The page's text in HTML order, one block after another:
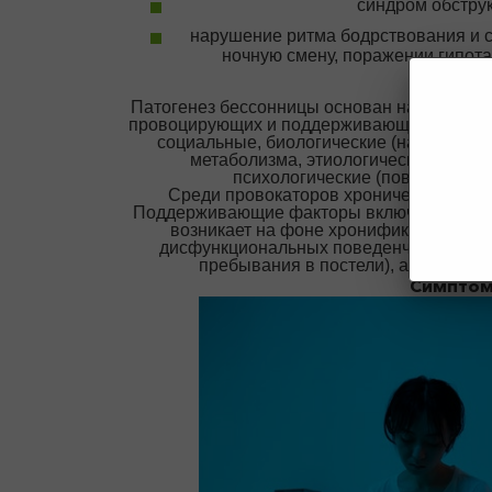
синдром
нарушение ритма бодрствования и
ночную смену, поражении
Патогенез бессонницы основан на
провоцирующих и поддерживающих. К
социальные, биологические
метаболизма, этиологические
психологические (повышенная
Среди провокаторов хронической
Поддерживающие факторы включают
возникает на фоне хронификации
дисфункциональных поведенческих
пребывания в постели), а также